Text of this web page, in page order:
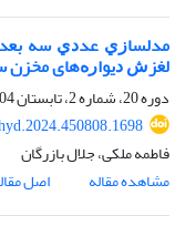
ﻣﺪﻟﺴﺎﺯﻱ ﻋﺪﺩﻱ ﺳﻪ
ﻟﻐﺰﺵ ﺩﻳﻮﺍﺭﻩ‌های
دوره 20، شماره 2، تابستان 1404، صفحه
فاطمه ملکی، جلال بازرگان
مشاهده مقاله
اصل